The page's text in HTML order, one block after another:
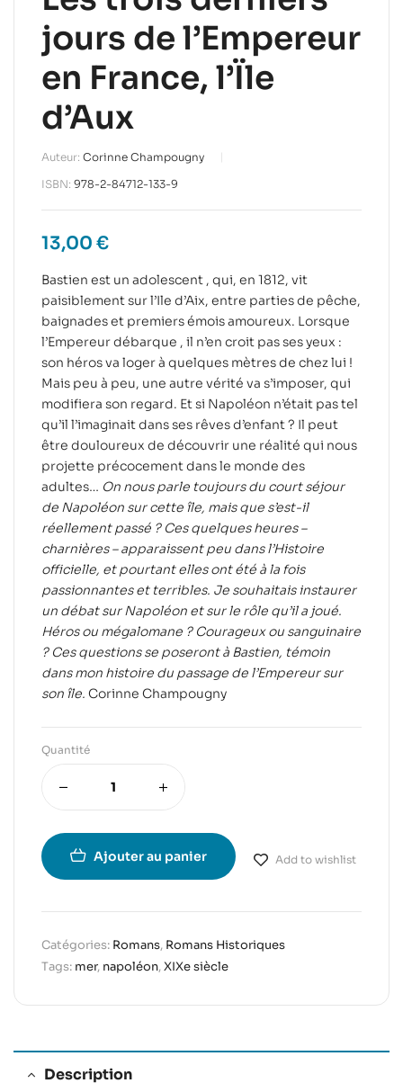
jours de l’Empereur
en France, l’Ïle
d’Aux
Auteur: Corinne Champougny
ISBN: 978-2-84712-133-9
13,00 €
Bastien est un adolescent , qui, en 1812, vit
paisiblement sur l’Ile d’Aix, entre parties de pêche,
baignades et premiers émois amoureux. Lorsque
l’Empereur débarque , il n’en croit pas ses yeux :
son héros va loger à quelques mètres de chez lui !
Mais peu à peu, une autre vérité va s’imposer, qui
modifiera son regard. Et si Napoléon n’était pas tel
qu’il l’imaginait dans ses rêves d’enfant ? Il peut
être douloureux de découvrir une réalité qui nous
projette précocement dans le monde des
adultes… On nous parle toujours du court séjour
de Napoléon sur cette île, mais que s’est-il
réellement passé ? Ces quelques heures –
charnières – apparaissent peu dans l’Histoire
officielle, et pourtant elles ont été à la fois
passionnantes et terribles. Je souhaitais instaurer
un débat sur Napoléon et sur le rôle qu’il a joué.
Héros ou mégalomane ? Courageux ou sanguinaire
? Ces questions se poseront à Bastien, témoin
dans mon histoire du passage de l’Empereur sur
son île. Corinne Champougny
Quantité
Ajouter au panier Add to wishlist
Catégories: Romans, Romans Historiques
Tags: mer, napoléon,XIXe siècle
Description